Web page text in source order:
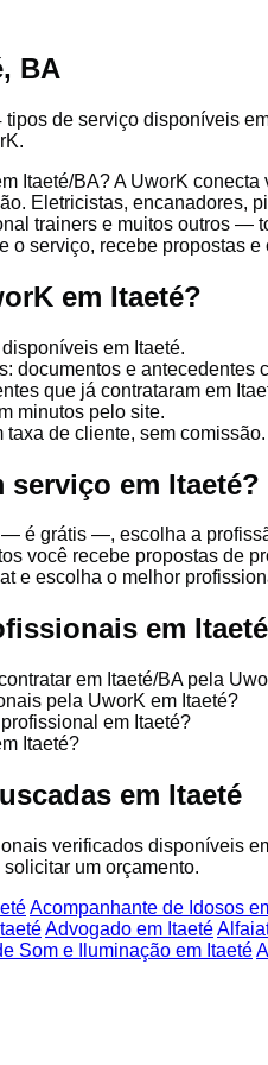
BA
tipos de serviço disponíveis
Itaeté/BA? A UworK
Eletricistas, encanadores,
trainers e muitos outros —
o serviço, recebe propostas
em Itaeté?
em Itaeté.
documentos e antecedentes
que já contrataram em
minutos pelo site.
taxa de cliente, sem comissão.
em Itaeté?
é grátis —, escolha a
você recebe propostas de
e escolha o melhor
em Itaeté
em Itaeté/BA pela
pela UworK em Itaeté?
em Itaeté?
Itaeté?
em Itaeté
verificados disponíveis
um orçamento.
Acompanhante de Idosos
Advogado em Itaeté
Som e Iluminação em Itaeté